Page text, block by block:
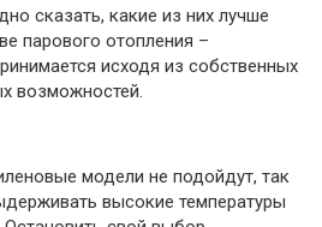
сказать, какие из них лучше
парового отопления –
исходя из собственных
возможностей.
модели не подойдут, так
высокие температуры